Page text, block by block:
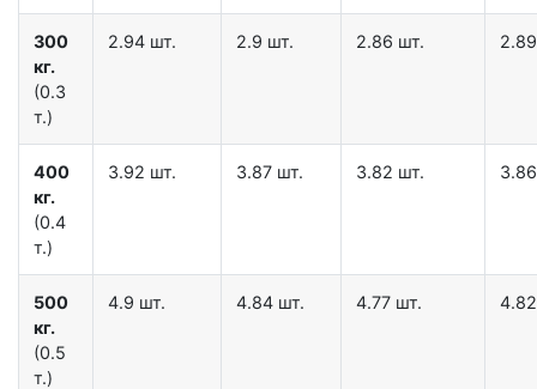
300
кг.
(0.3
т.)
2.94 шт. 2.9 шт. 2.86 шт.
400
кг.
(0.4
т.)
3.92 шт. 3.87 шт. 3.82 шт.
500
кг.
(0.5
т.)
4.9 шт. 4.84 шт. 4.77 шт.